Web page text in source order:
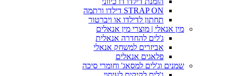
STRAP ON דילדו ורתמה
תחתון לדילדו או ויברטור
מין אנאלי | מוצרי מין אנאלים
ג'לים להחדרה אנאלית
אביזרים למשחק אנאלי
פלאגים אנאלים
שמנים וג'לים למסאג' וחומרי סיכה